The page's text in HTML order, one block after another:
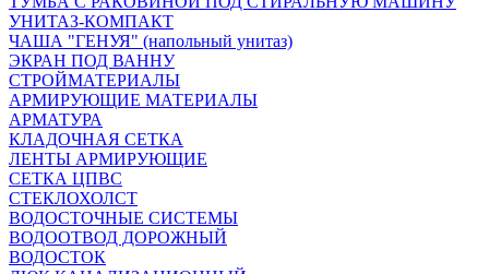
УНИТАЗ-КОМПАКТ
ЧАША "ГЕНУЯ" (напольный унитаз)
ЭКРАН ПОД ВАННУ
СТРОЙМАТЕРИАЛЫ
АРМИРУЮЩИЕ МАТЕРИАЛЫ
АРМАТУРА
КЛАДОЧНАЯ СЕТКА
ЛЕНТЫ АРМИРУЮЩИЕ
СЕТКА ЦПВС
СТЕКЛОХОЛСТ
ВОДОСТОЧНЫЕ СИСТЕМЫ
ВОДООТВОД ДОРОЖНЫЙ
ВОДОСТОК